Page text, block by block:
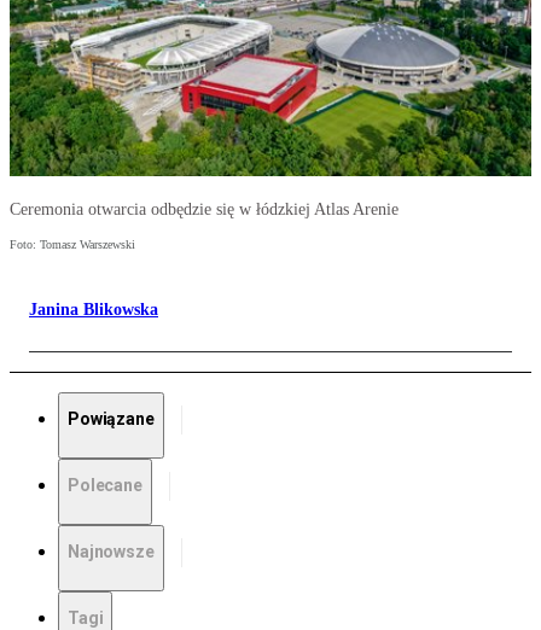
Ceremonia otwarcia odbędzie się w łódzkiej Atlas Arenie
Foto: Tomasz Warszewski
Janina Blikowska
Powiązane
Polecane
Najnowsze
Tagi